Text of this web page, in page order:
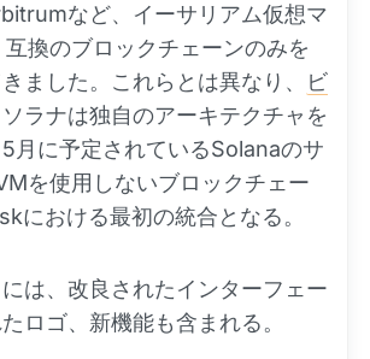
など、イーサリアム仮想マ
換のブロックチェーンのみを
ました。これらとは異なり、
ビ
ソラナは独自のアーキテクチャを
月に予定されているSolanaのサ
を使用しないブロックチェー
における最初の統合となる。
は、改良されたインターフェー
ロゴ、新機能も含まれる。